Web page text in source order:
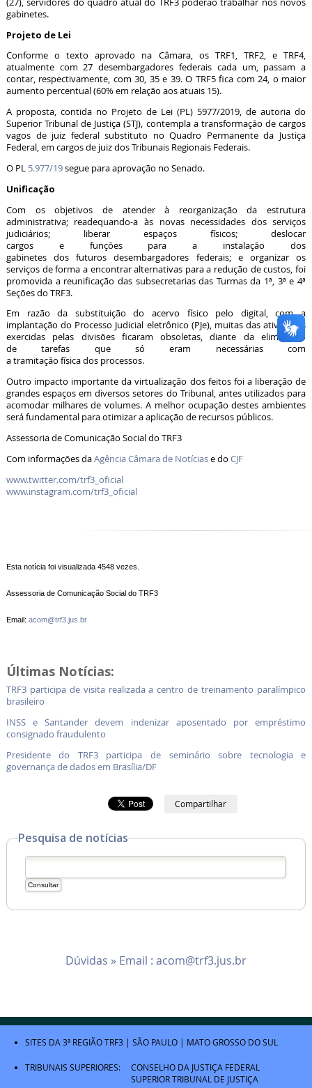
gabinetes.
Projeto de Lei
Conforme o texto aprovado na Câmara, os TRF1, TRF2, e TRF4,
atualmente com 27 desembargadores federais cada um, passam a
contar, respectivamente, com 30, 35 e 39. O TRF5 fica com 24, o maior
aumento percentual (60% em relação aos atuais 15).
A proposta, contida no Projeto de Lei (PL) 5977/2019, de autoria do
Superior Tribunal de Justiça (STJ), contempla a transformação de cargos
vagos de juiz federal substituto no Quadro Permanente da Justiça
Federal, em cargos de juiz dos Tribunais Regionais Federais.
O PL 5.977/19segue para aprovação no Senado.
Unificação
Com os objetivos de atender à reorganização da estrutura
administrativa; readequando-a às novas necessidades dos serviços
judiciários; liberar espaços físicos; deslocar
cargos e funções para a instalação dos
gabinetes dos futuros desembargadores federais; e organizar os
serviços de forma a encontrar alternativas para a redução de custos, foi
promovida a reunificação das subsecretarias das Turmas da 1ª, 3ª e 4ª
Seções do TRF3.
Em razão da substituição do acervo físico pelo digital, com a
implantação do Processo Judicial eletrônico (PJe), muitas das atividades
exercidas pelas divisões ficaram obsoletas, diante da eliminação
de tarefas que só eram necessárias com
a tramitação física dos processos.
Outro impacto importante da virtualização dos feitos foi a liberação de
grandes espaços em diversos setores do Tribunal, antes utilizados para
acomodar milhares de volumes. A melhor ocupação destes ambientes
será fundamental para otimizar a aplicação de recursos públicos.
Assessoria de Comunicação Social do TRF3
Com informações daAgência Câmara de Notíciase do CJF
www.twitter.com/trf3_oficial
www.instagram.com/trf3_oficial
Esta notícia foi visualizada 4548 vezes.
Assessoria de Comunicação Social do TRF3
Email: acom@trf3.jus.br
Últimas Notícias:
TRF3 participa de visita realizada a centro de treinamento paralímpico
brasileiro
INSS e Santander devem indenizar aposentado por empréstimo
consignado fraudulento
Presidente do TRF3 participa de seminário sobre tecnologia e
governança de dados em Brasília/DF
Compartilhar
Pesquisa de notícias
Dúvidas » Email : acom@trf3.jus.br
SITES DA 3ª REGIÃOTRF3 | SÃO PAULO | MATO GROSSO DO SUL
TRIBUNAIS SUPERIORES:
CONSELHO DA JUSTIÇA FEDERAL
SUPERIOR TRIBUNAL DE JUSTIÇA